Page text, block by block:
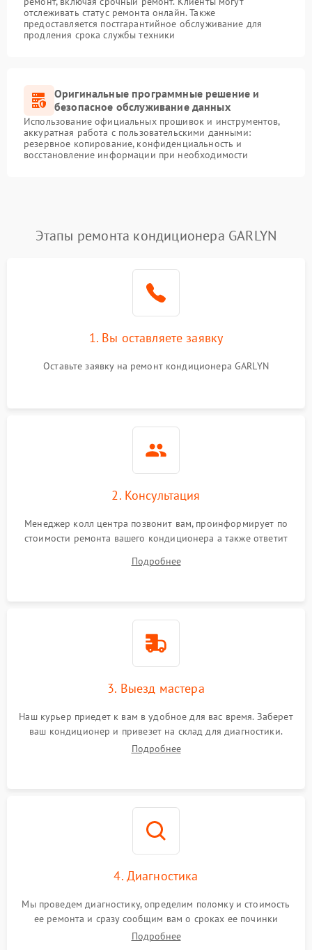
отслеживать статус ремонта онлайн. Также
предоставляется постгарантийное обслуживание для
продления срока службы техники
Оригинальные программные решение и
безопасное обслуживание данных
Использование официальных прошивок и инструментов,
аккуратная работа с пользовательскими данными:
резервное копирование, конфиденциальность и
восстановление информации при необходимости
Этапы ремонта кондиционера GARLYN
1. Вы оставляете заявку
Оставьте заявку на ремонт кондиционера GARLYN
2. Консультация
Менеджер колл центра позвонит вам, проинформирует по
стоимости ремонта вашего кондиционера а также ответит
Подробнее
3. Выезд мастера
Наш курьер приедет к вам в удобное для вас время. Заберет
ваш кондиционер и привезет на склад для диагностики.
Подробнее
4. Диагностика
Мы проведем диагностику, определим поломку и стоимость
ее ремонта и сразу сообщим вам о сроках ее починки
Подробнее